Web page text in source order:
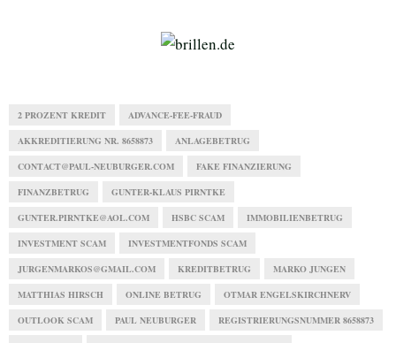
2 PROZENT KREDIT ADVANCE-FEE-FRAUD
AKKREDITIERUNG NR. 8658873 ANLAGEBETRUG
CONTACT@PAUL-NEUBURGER.COM FAKE FINANZIERUNG
FINANZBETRUG GUNTER-KLAUS PIRNTKE
GUNTER.PIRNTKE@AOL.COM HSBC SCAM IMMOBILIENBETRUG
INVESTMENT SCAM INVESTMENTFONDS SCAM
JURGENMARKOS@GMAIL.COM KREDITBETRUG MARKO JUNGEN
MATTHIAS HIRSCH ONLINE BETRUG OTMAR ENGELSKIRCHNERV
OUTLOOK SCAM PAUL NEUBURGER REGISTRIERUNGSNUMMER 8658873